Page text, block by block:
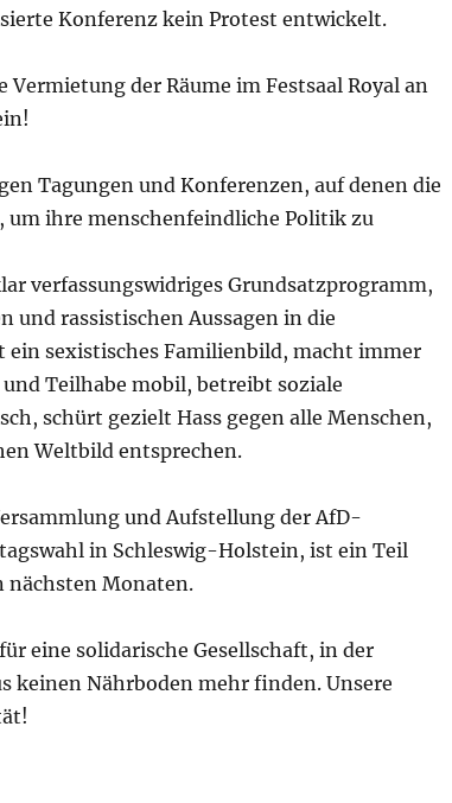
Konferenz kein Protest entwickelt.
der Räume im Festsaal Royal an
Tagungen und Konferenzen, auf denen die
um ihre menschenfeindliche Politik zu
verfassungswidriges Grundsatzprogramm,
rassistischen Aussagen in die
ein sexistisches Familienbild, macht immer
Teilhabe mobil, betreibt soziale
schürt gezielt Hass gegen alle Menschen,
Weltbild entsprechen.
und Aufstellung der AfD-
in Schleswig-Holstein, ist ein Teil
nächsten Monaten.
eine solidarische Gesellschaft, in der
keinen Nährboden mehr finden. Unsere